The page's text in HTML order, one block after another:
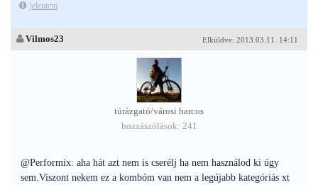
jelentem
Elküldve: 2013.03.11. 14:11
Vilmos23
túrázgató/városi harcos
hozzászólások: 241
@Performix: aha hát azt nem is cserélj ha nem használod ki úgy
sem.Viszont nekem ez a kombóm van nem a legújabb kategóriás xt